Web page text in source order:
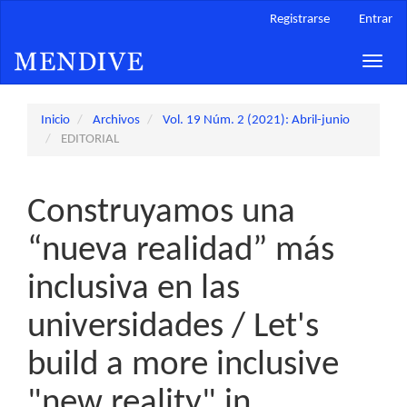
principal
Barra
Registrarse Entrar
Toggle
Inicio Archivos
Vol. 19 Núm. 2 (2021): Abril-junio
EDITORIAL
Construyamos una
“nueva realidad” más
inclusiva en las
universidades / Let's
build a more inclusive